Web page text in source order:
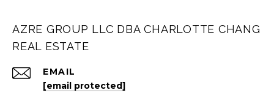
AZRE GROUP LLC DBA CHARLOTTE CHANG
REAL ESTATE
EMAIL
[email protected]